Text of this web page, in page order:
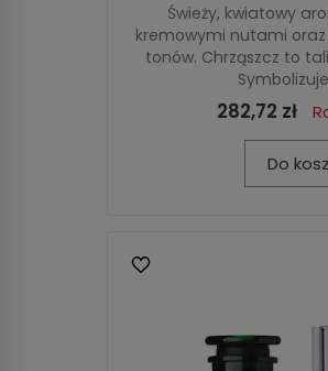
Świeży, kwiatowy
kremowymi nutami
tonów. Chrząszcz to
282,72 zł
Do